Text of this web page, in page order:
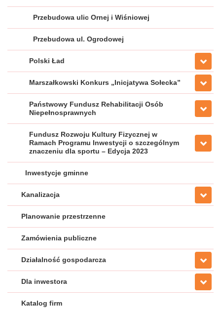
Przebudowa ulic Ornej i Wiśniowej
Przebudowa ul. Ogrodowej
Polski Ład
Marszałkowski Konkurs „Inicjatywa Sołecka”
Państwowy Fundusz Rehabilitacji Osób
Niepełnosprawnych
Fundusz Rozwoju Kultury Fizycznej w
Ramach Programu Inwestycji o szczególnym
znaczeniu dla sportu – Edycja 2023
Inwestycje gminne
Kanalizacja
Planowanie przestrzenne
Zamówienia publiczne
Działalność gospodarcza
Dla inwestora
Katalog firm